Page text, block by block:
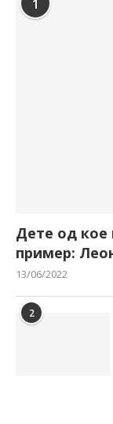
1
Дете од кое
пример:
13/06/2022
2